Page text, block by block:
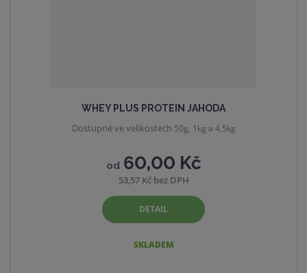
WHEY PLUS PROTEIN JAHODA
od 60,00 Kč
53,57 Kč bez DPH
DETAIL
SKLADEM
Dostupné ve velikostech 50g, 1kg a 4,5kg